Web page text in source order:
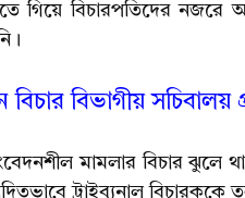
গিয়ে বিচারপতিদের নজরে
বিচার বিভাগীয়
মামলার বিচার
ট্রাইব্যুনাল